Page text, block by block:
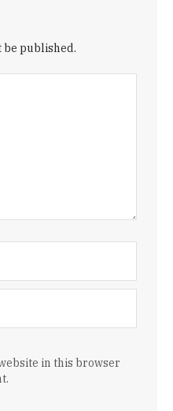
be published.
in this browser